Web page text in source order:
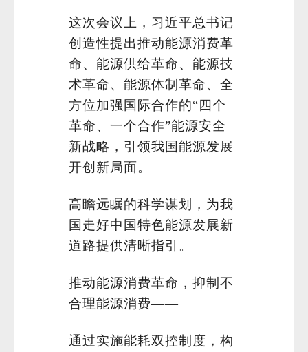
这次会议上，习近平总书记
创造性提出推动能源消费革
命、能源供给革命、能源技
术革命、能源体制革命、全
方位加强国际合作的“四个
革命、一个合作”能源安全
新战略，引领我国能源发展
开创新局面。
高瞻远瞩的科学谋划，为我
国走好中国特色能源发展新
道路提供清晰指引。
推动能源消费革命，抑制不
合理能源消费——
通过实施能耗双控制度，构